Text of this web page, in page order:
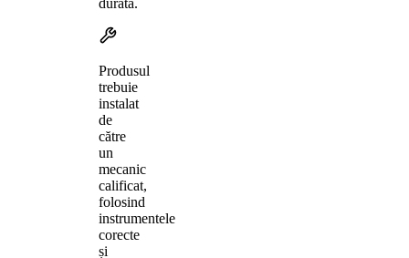
Produsul
trebuie
instalat
de
către
un
mecanic
calificat,
folosind
instrumentele
corecte
și